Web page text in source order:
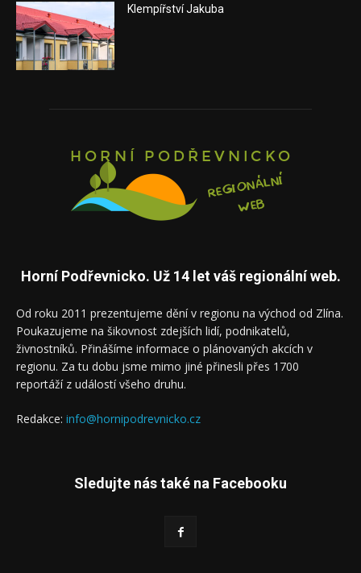
Klempířství Jakuba
Horní Podřevnicko. Už 14 let váš regionální web.
Od roku 2011 prezentujeme dění v regionu na východ od Zlína.
Poukazujeme na šikovnost zdejších lidí, podnikatelů,
živnostníků. Přinášíme informace o plánovaných akcích v
regionu. Za tu dobu jsme mimo jiné přinesli přes 1700
reportáží z událostí všeho druhu.
Redakce: info@hornipodrevnicko.cz
Sledujte nás také na Facebooku